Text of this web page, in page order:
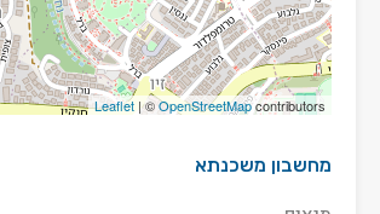
Leaflet | ©OpenStreetMapcontributors
מחשבון משכנתא